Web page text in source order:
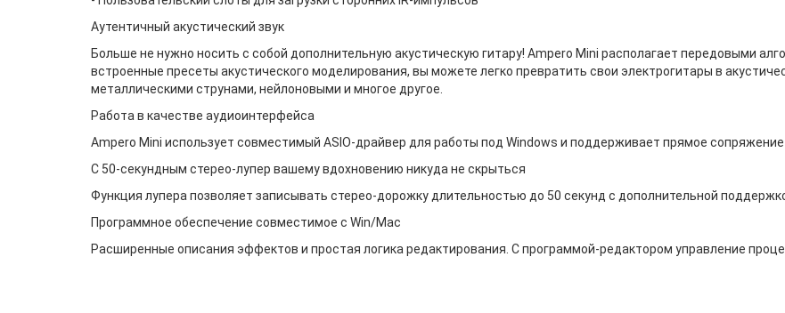
Аутентичный акустический звук
Больше не нужно носить с собой дополнительную акустическую гитару! Ampero Mini располагает передовыми
встроенные пресеты акустического моделирования, вы можете легко превратить свои электрогитары в
металлическими струнами, нейлоновыми и многое другое.
Работа в качестве аудиоинтерфейса
Ampero Mini использует совместимый ASIO-драйвер для работы под Windows и поддерживает прямое
С 50-секундным стерео-лупер вашему вдохновению никуда не скрыться
Функция лупера позволяет записывать стерео-дорожку длительностью до 50 секунд с дополнительной
Программное обеспечение совместимое с Win/Mac
Расширенные описания эффектов и простая логика редактирования. С программой-редактором управление